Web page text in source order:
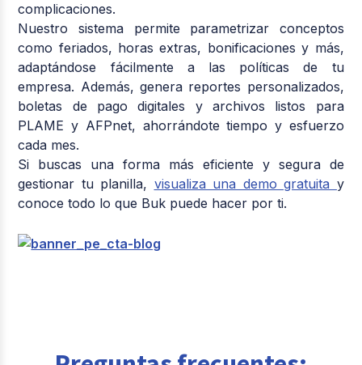
complicaciones.
Nuestro sistema permite parametrizar conceptos
como feriados, horas extras, bonificaciones y más,
adaptándose fácilmente a las políticas de tu
empresa. Además, genera reportes personalizados,
boletas de pago digitales y archivos listos para
PLAME y AFPnet, ahorrándote tiempo y esfuerzo
cada mes.
Si buscas una forma más eficiente y segura de
gestionar tu planilla, visualiza una demo gratuita y
conoce todo lo que Buk puede hacer por ti.